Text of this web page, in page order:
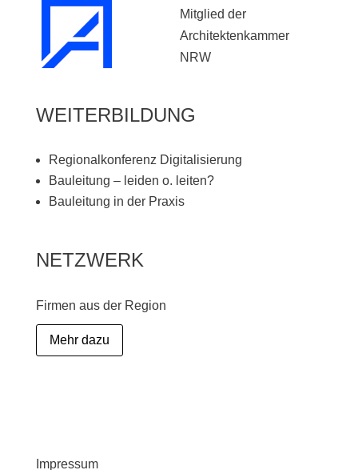
Mitglied der
Architektenkammer
NRW
WEITERBILDUNG
Regionalkonferenz Digitalisierung
Bauleitung – leiden o. leiten?
Bauleitung in der Praxis
NETZWERK
Firmen aus der Region
Mehr dazu
Impressum